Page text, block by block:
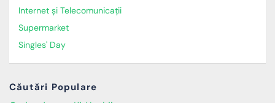
Internet și Telecomunicații
Supermarket
Singles' Day
Căutări Populare